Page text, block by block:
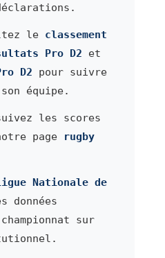
le classement
Pro D2 et
D2 pour suivre
équipe.
les scores
page
rugby
Nationale de
sur